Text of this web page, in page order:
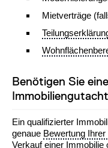
Mietverträge
Benötigen Sie
Ein qualifizierter
genaue Bewertung
Verkauf einer Immobilie